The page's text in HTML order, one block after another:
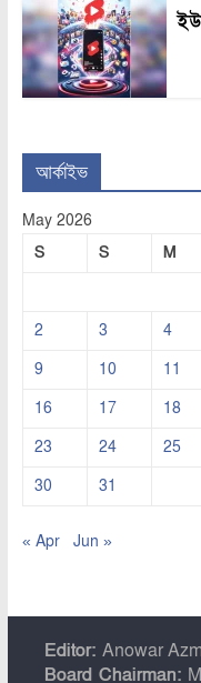
আর্কাইভ
May 2026
S
S M
2
3 4
9
10 11
16
17 18
23
24 25
30
31
« Apr Jun »
Editor: Anowar
Board Chairman: